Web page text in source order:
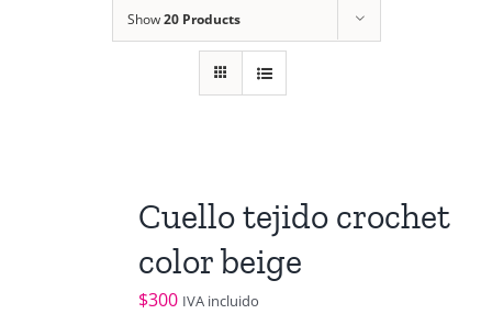
Show20 Products
Cuello tejido crochet
color beige
$300 IVA incluido